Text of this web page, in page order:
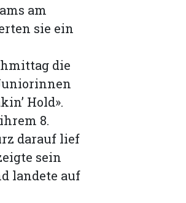
am
sie ein
die
Hold».
8.
darauf lief
sein
landete auf